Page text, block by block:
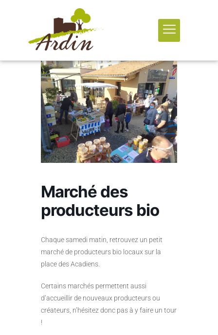
Marché des
producteurs bio
Chaque samedi matin, retrouvez un petit
marché de producteurs bio locaux sur la
place des Acadiens.
Certains marchés permettent aussi
d’accueillir de nouveaux producteurs ou
créateurs, n’hésitez donc pas à y faire un tour
!